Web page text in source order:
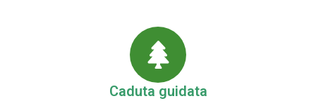
Caduta guidata